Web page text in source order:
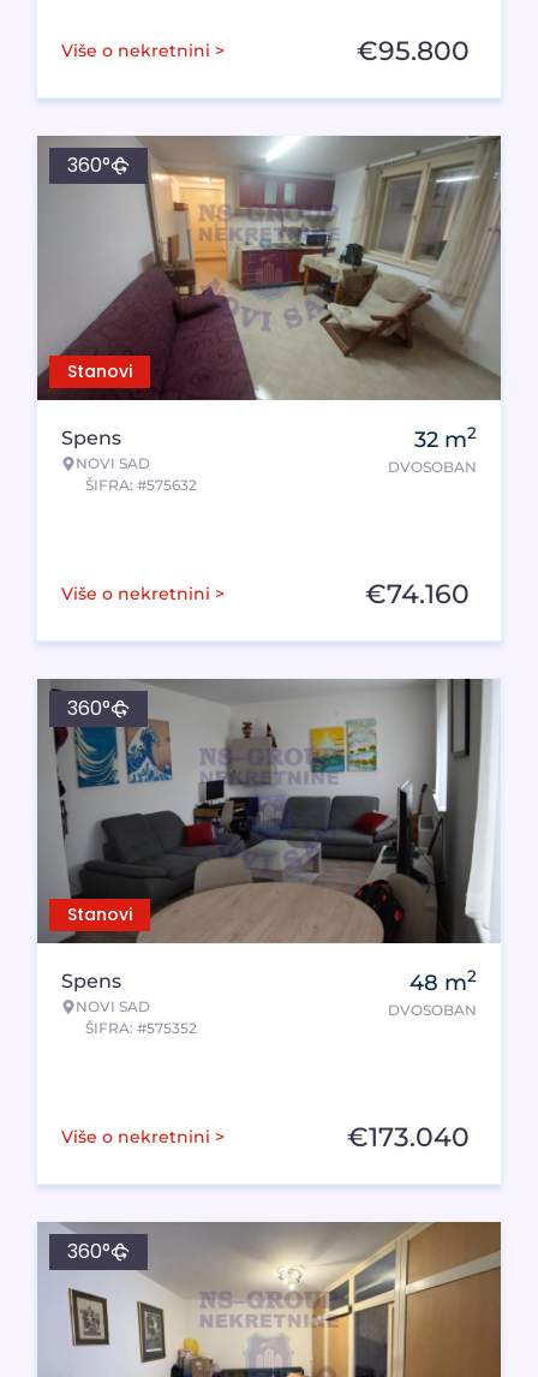
Više o nekretnini > €95.800
Stanovi
360°
Spens
NOVI SAD
ŠIFRA: #575632
32 m2
DVOSOBAN
Više o nekretnini > €74.160
Stanovi
360°
Spens
NOVI SAD
ŠIFRA: #575352
48 m2
DVOSOBAN
Više o nekretnini > €173.040
360°